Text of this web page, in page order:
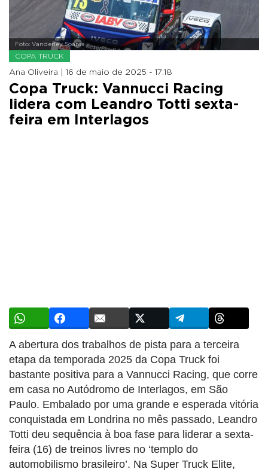
Foto: Vanderley Soares
COPA TRUCK
Ana Oliveira | 16 de maio de 2025 - 17:18
Copa Truck: Vannucci Racing
lidera com Leandro Totti sexta-
feira em Interlagos
A abertura dos trabalhos de pista para a terceira
etapa da temporada 2025 da Copa Truck foi
bastante positiva para a Vannucci Racing, que corre
em casa no Autódromo de Interlagos, em São
Paulo. Embalado por uma grande e esperada vitória
conquistada em Londrina no mês passado, Leandro
Totti deu sequência à boa fase para liderar a sexta-
feira (16) de treinos livres no ‘templo do
automobilismo brasileiro’. Na Super Truck Elite,